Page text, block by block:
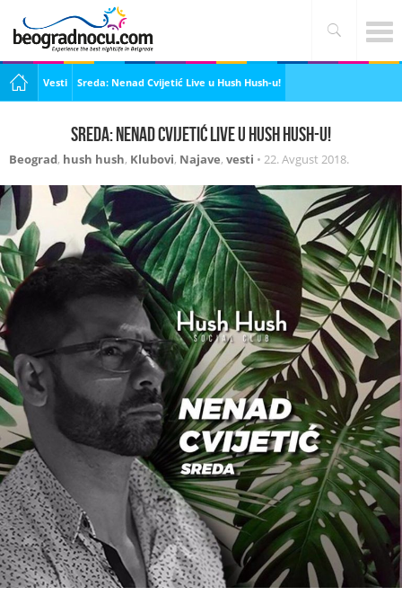
Vesti Sreda: Nenad Cvijetić Live u Hush Hush-u!
Sreda: Nenad Cvijetić Live u Hush Hush-u!
Beograd, hush hush, Klubovi, Najave, vesti • 22. Avgust 2018.